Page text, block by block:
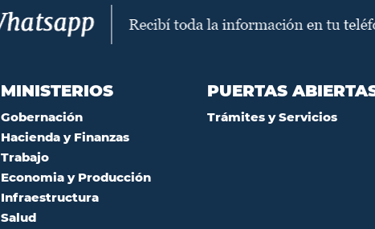
MINISTERIOS
Gobernación
Hacienda y Finanzas
Trabajo
Economia y Producción
Infraestructura
Salud
PUERTAS
Trámites y Servicios